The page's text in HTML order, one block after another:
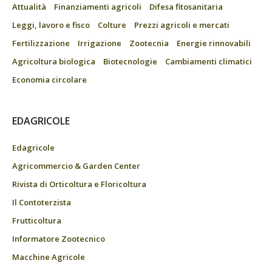
Attualità Finanziamenti agricoli
Difesa fitosanitaria
Leggi, lavoro e fisco
Colture
Prezzi agricoli e mercati
Fertilizzazione
Irrigazione Zootecnia
Energie rinnovabili
Agricoltura biologica
Biotecnologie
Cambiamenti climatici
Economia circolare
EDAGRICOLE
Edagricole
Agricommercio & Garden Center
Rivista di Orticoltura e Floricoltura
Il Contoterzista
Frutticoltura
Informatore Zootecnico
Macchine Agricole